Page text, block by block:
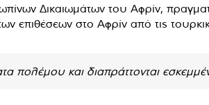
Δικαιωμάτων του Αφρίν,
επιθέσεων στο Αφρίν από τις
πολέμου και διαπράττονται